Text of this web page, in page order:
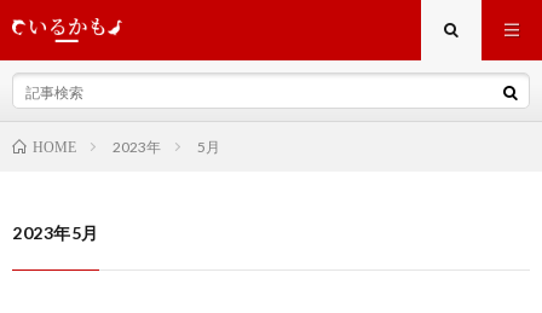
HOME 2023年 5月
2023年5月